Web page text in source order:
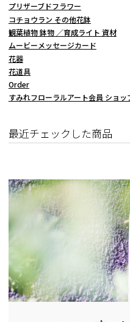
プリザーブドフラワー
コチョウラン その他花鉢
観葉植物 鉢物 ／育成ライト 資材
ムービーメッセージカード
花器
花道具
Order
すみれフローラルアート会員 ショッ
最近チェックした商品